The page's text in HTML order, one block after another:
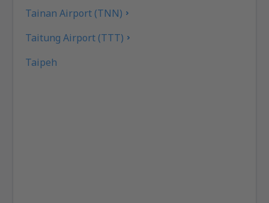
Tainan Airport (TNN)
Taitung Airport (TTT)
Taipeh